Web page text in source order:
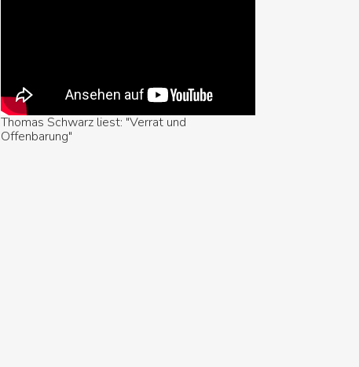
Thomas Schwarz liest: "Verrat und
Offenbarung"